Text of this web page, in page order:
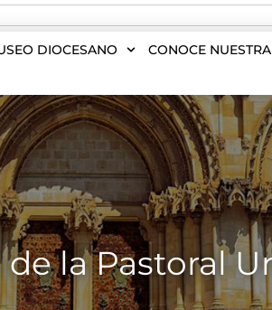
DIOCESANO CONOCE
la Pastoral